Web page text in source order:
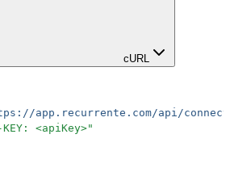
cURL
app.recurrente.com/api/
KEY: <apiKey>"